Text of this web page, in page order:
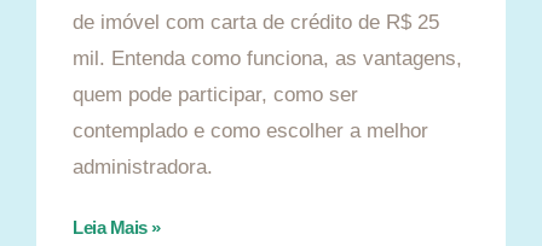
de imóvel com carta de crédito de R$ 25
mil. Entenda como funciona, as vantagens,
quem pode participar, como ser
contemplado e como escolher a melhor
administradora.
Leia Mais »